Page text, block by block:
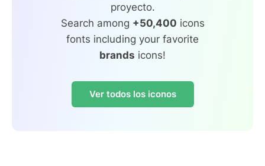
proyecto.
Search among +50,400 icons
fonts including your favorite
brands icons!
Ver todos los iconos